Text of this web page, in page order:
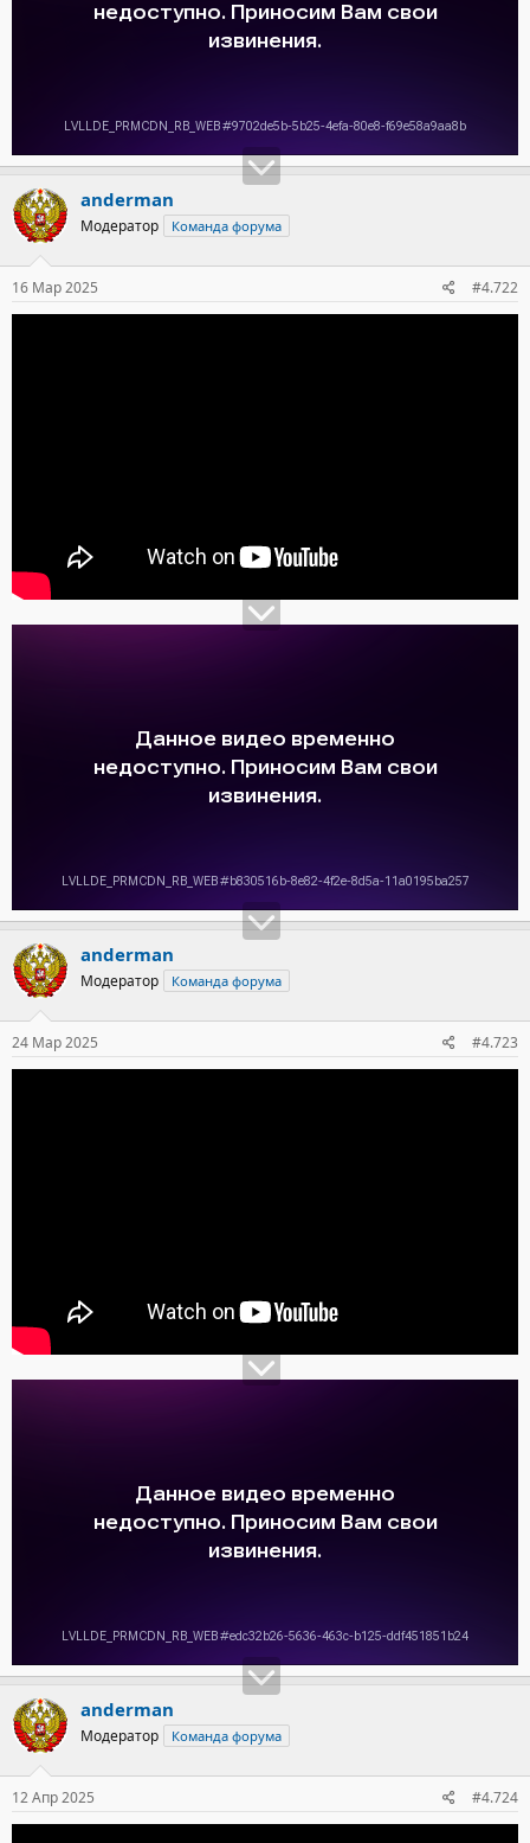
anderman
Модератор Команда форума
16 Мар 2025 #4.722
anderman
Модератор Команда форума
24 Мар 2025 #4.723
anderman
Модератор Команда форума
12 Апр 2025 #4.724